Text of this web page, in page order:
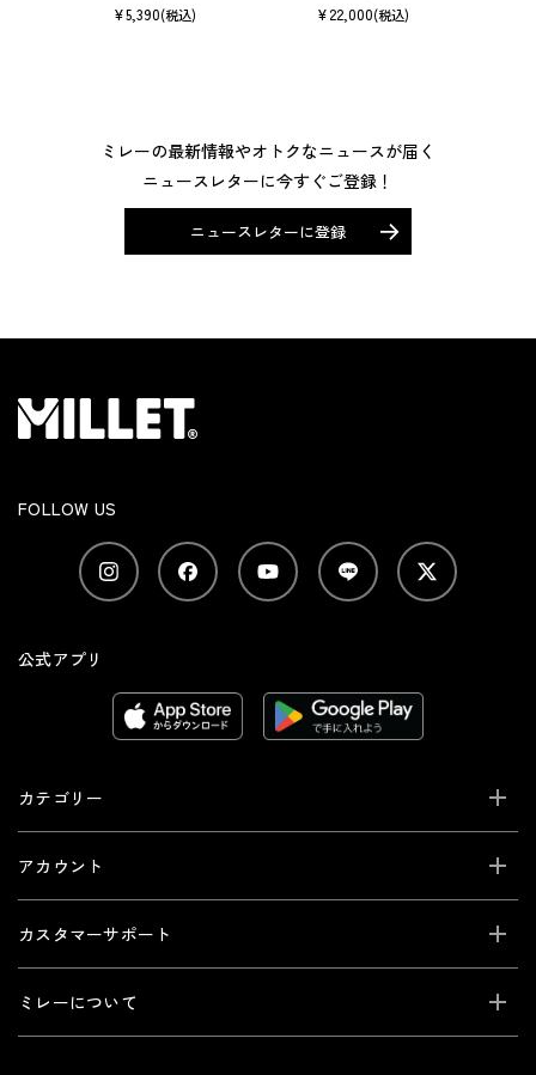
¥5,390(税込)
¥22,000(税込)
ミレーの最新情報やオトクなニュースが届く
ニュースレターに今すぐご登録！
ニュースレターに登録
FOLLOW US
公式アプリ
カテゴリー
アカウント
カスタマーサポート
ミレーについて